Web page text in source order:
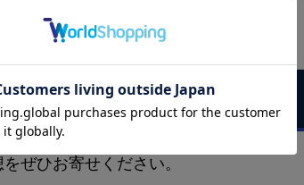
客様の声
ぜひお寄せください。